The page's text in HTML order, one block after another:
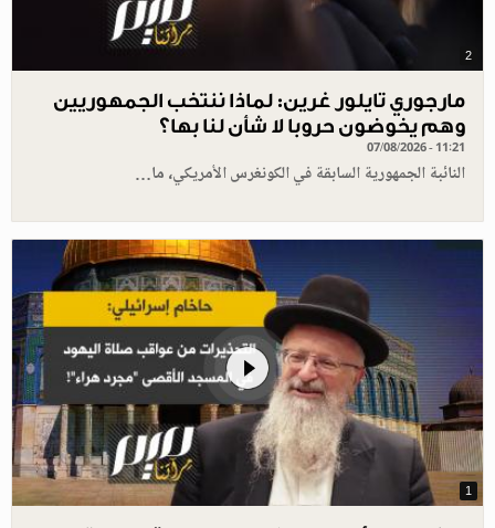
2
مارجوري تايلور غرين: لماذا ننتخب الجمهوريين
وهم يخوضون حروبا لا شأن لنا بها؟
07/08/2026 - 11:21
النائبة الجمهورية السابقة في الكونغرس الأمريكي، ما…
1